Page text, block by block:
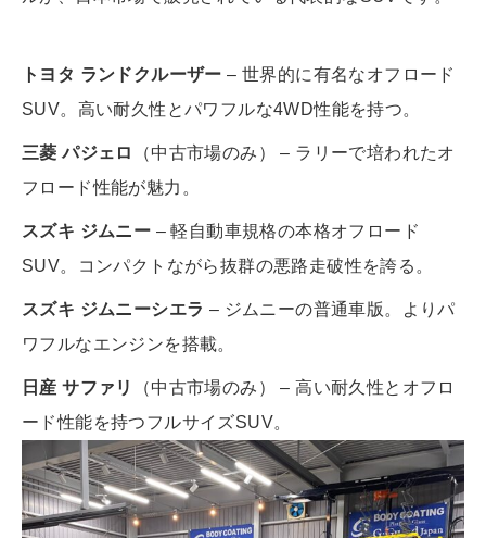
トヨタ ランドクルーザー – 世界的に有名なオフロード
SUV。高い耐久性とパワフルな4WD性能を持つ。
三菱 パジェロ
（中古市場のみ） – ラリーで培われたオ
フロード性能が魅力。
スズキ ジムニー – 軽自動車規格の本格オフロード
SUV。コンパクトながら抜群の悪路走破性を誇る。
スズキ ジムニーシエラ – ジムニーの普通車版。よりパ
ワフルなエンジンを搭載。
日産 サファリ
（中古市場のみ） – 高い耐久性とオフロ
ード性能を持つフルサイズSUV。